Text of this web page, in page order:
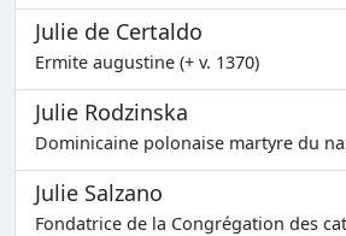
Julie de Certaldo
Ermite augustine (+ v. 1370)
Julie Rodzinska
Dominicaine polonaise martyre du
Julie Salzano
Fondatrice de la Congrégation des